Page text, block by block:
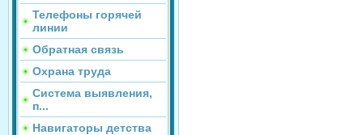
Телефоны горячей
линии
Обратная связь
Охрана труда
Система выявления,
п...
Навигаторы детства